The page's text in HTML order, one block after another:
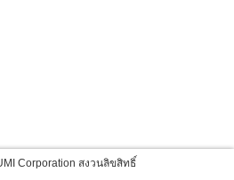
Corporation สงวนลิขสิทธิ์